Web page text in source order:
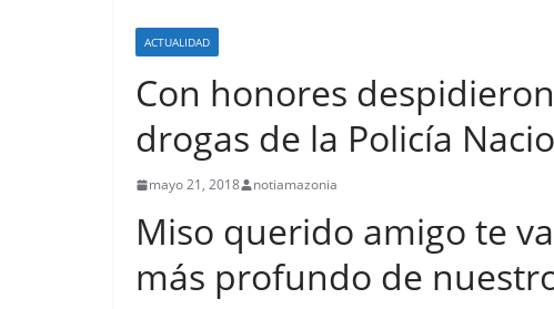
ACTUALIDAD
Con honores
drogas de la Policía
mayo 21, 2018 notiamazonia
Miso querido amigo te
más profundo de